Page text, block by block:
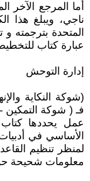
أما المرجع الآخر
ناجي، ويبلغ هذا
المتحدة بترجمته و
عبارة كتاب
إدارة التوحش
(شوكة النكاية
فـ ( شوكة
عمل يحددها
لمنظر تنظيم
معلومات شحيحة